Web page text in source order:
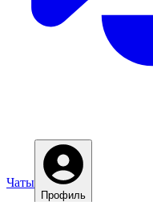
Чаты
Профиль